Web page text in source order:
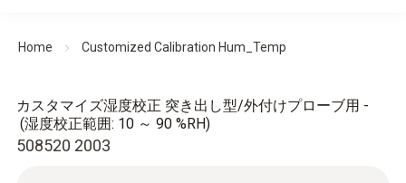
Home Customized Calibration Hum_Temp
508520 2003
カスタマイズ湿度校正 突き出し型/外付けプローブ用 -
(湿度校正範囲: 10 ～ 90 %RH)